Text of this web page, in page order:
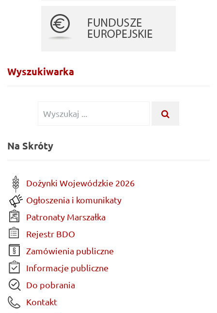
Wyszukiwarka
Wyszukiwanie
Na Skróty
Dożynki Wojewódzkie 2026
Ogłoszenia i komunikaty
Patronaty Marszałka
Rejestr BDO
Zamówienia publiczne
Informacje publiczne
Do pobrania
Kontakt